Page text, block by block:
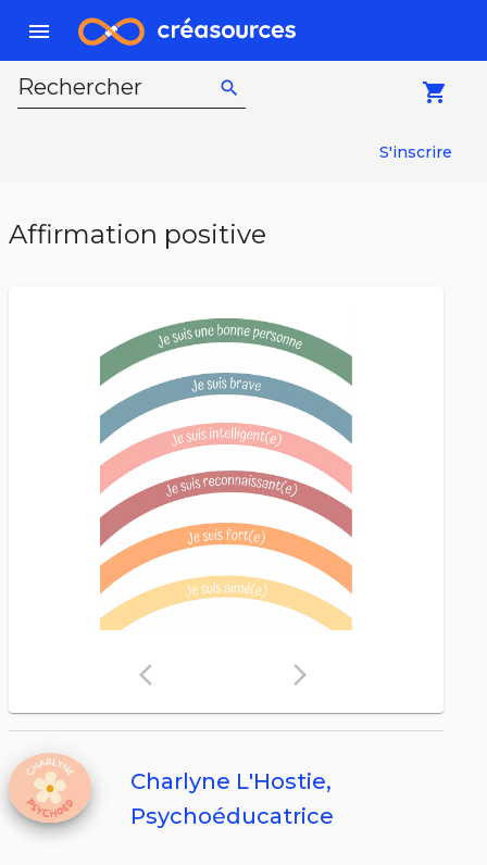
menu
Rechercher search local_grocery_store
S'inscrire
Affirmation positive
arrow_back_ios arrow_forward_ios
Charlyne L'Hostie,
Psychoéducatrice